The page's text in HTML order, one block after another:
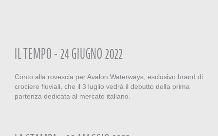
IL TEMPO - 24 GIUGNO 2022
Conto alla rovescia per Avalon Waterways, esclusivo brand di
crociere fluviali, che il 3 luglio vedrà il debutto della prima
partenza dedicata al mercato italiano.